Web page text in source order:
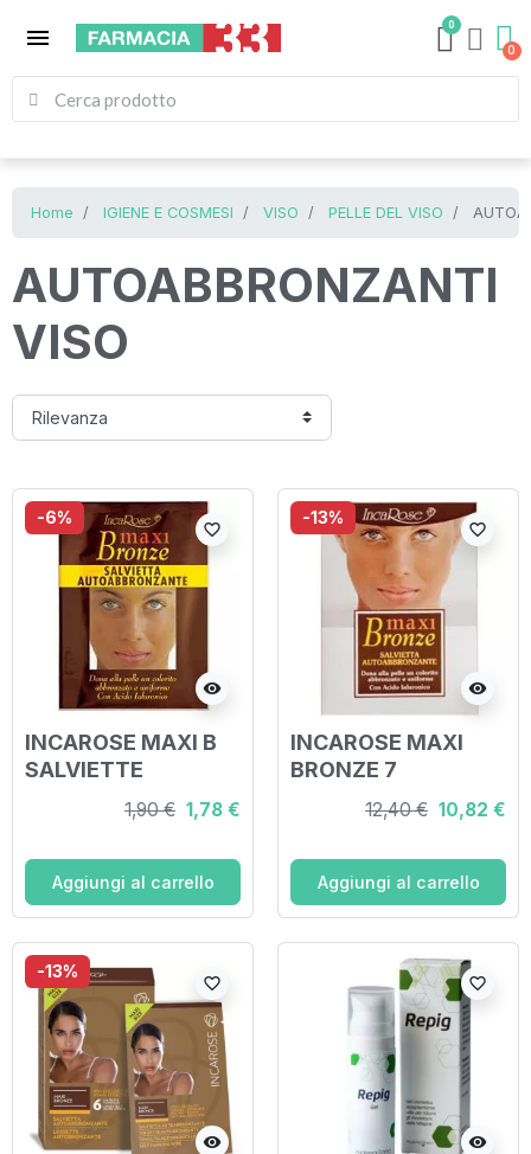
menu 0
Home IGIENE E COSMESI VISO PELLE DEL VISO
AUTOABBRONZANTI
VISO
-6%
visibility
favorite_border
INCAROSE MAXI B
SALVIETTE
AUTOABBRONZANT
1,90 € 1,78 €
Aggiungi al carrello
-13%
visibility
favorite_border
INCAROSE MAXI
BRONZE 7
SALVIETTINE
AUTOABBRONZANT
12,40 € 10,82 €
Aggiungi al carrello
-13%
visibility
favorite_border
visibility
favorite_border